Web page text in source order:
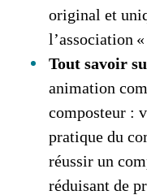
original et
l’association
Tout savoir
animation
composteur :
pratique du
réussir un
réduisant de